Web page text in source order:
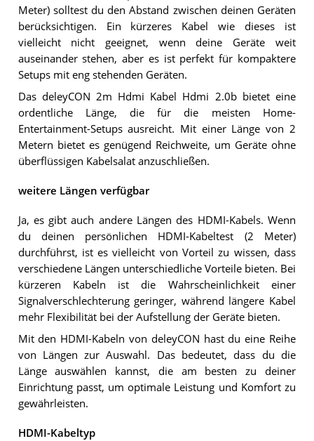
Meter) solltest du den Abstand zwischen deinen Geräten
berücksichtigen. Ein kürzeres Kabel wie dieses ist
vielleicht nicht geeignet, wenn deine Geräte weit
auseinander stehen, aber es ist perfekt für kompaktere
Setups mit eng stehenden Geräten.
Das deleyCON 2m Hdmi Kabel Hdmi 2.0b bietet eine
ordentliche Länge, die für die meisten Home-
Entertainment-Setups ausreicht. Mit einer Länge von 2
Metern bietet es genügend Reichweite, um Geräte ohne
überflüssigen Kabelsalat anzuschließen.
weitere Längen verfügbar
Ja, es gibt auch andere Längen des HDMI-Kabels. Wenn
du deinen persönlichen HDMI-Kabeltest (2 Meter)
durchführst, ist es vielleicht von Vorteil zu wissen, dass
verschiedene Längen unterschiedliche Vorteile bieten. Bei
kürzeren Kabeln ist die Wahrscheinlichkeit einer
Signalverschlechterung geringer, während längere Kabel
mehr Flexibilität bei der Aufstellung der Geräte bieten.
Mit den HDMI-Kabeln von deleyCON hast du eine Reihe
von Längen zur Auswahl. Das bedeutet, dass du die
Länge auswählen kannst, die am besten zu deiner
Einrichtung passt, um optimale Leistung und Komfort zu
gewährleisten.
HDMI-Kabeltyp